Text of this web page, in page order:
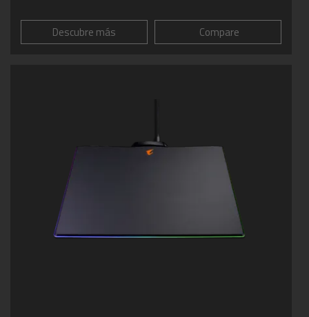
Descubre más Compare